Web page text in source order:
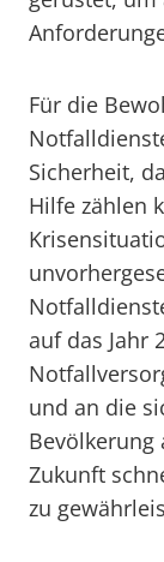
Für die
Sicherheit,
Hilfe zählen
auf das Jahr
und an die
Bevölkerung
Zukunft
zu